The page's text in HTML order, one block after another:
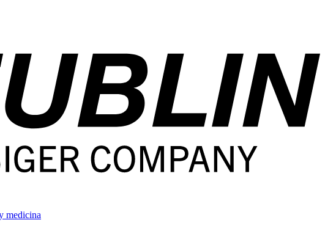
medicina